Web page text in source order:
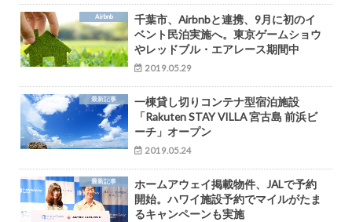
Airbnb
千葉市、Airbnbと連携、9月に初のイ
ベント民泊実施へ。東京ゲームショウ
やレッドブル・エアレース期間中
2019.05.29
最新記事
一棟貸し切りコンテナ型宿泊施設
「Rakuten STAY VILLA 宮古島 前浜ビ
ーチ」オープン
2019.05.24
最新記事
ホームアウェイ掲載物件、JALで予約
開始。ハワイ施設予約でマイルがたま
るキャンペーンも実施